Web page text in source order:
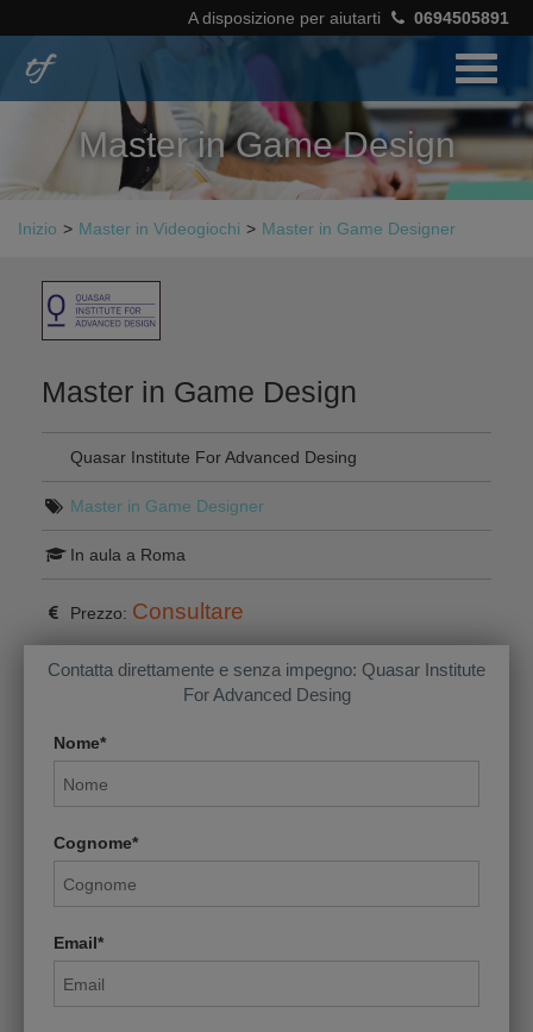
A disposizione per aiutarti 0694505891
Master in Game Design
Inizio > Master in Videogiochi > Master in Game Designer
Master in Game Design
Quasar Institute For Advanced Desing
Master in Game Designer
In aula a Roma
Prezzo: Consultare
Contatta direttamente e senza impegno: Quasar Institute
For Advanced Desing
Nome*
Cognome*
Email*